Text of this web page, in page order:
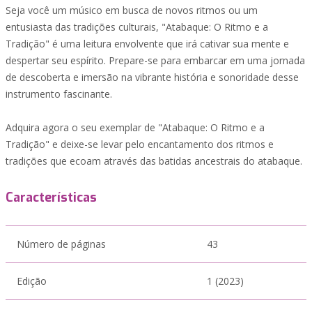
Seja você um músico em busca de novos ritmos ou um
entusiasta das tradições culturais, "Atabaque: O Ritmo e a
Tradição" é uma leitura envolvente que irá cativar sua mente e
despertar seu espírito. Prepare-se para embarcar em uma jornada
de descoberta e imersão na vibrante história e sonoridade desse
instrumento fascinante.
Adquira agora o seu exemplar de "Atabaque: O Ritmo e a
Tradição" e deixe-se levar pelo encantamento dos ritmos e
tradições que ecoam através das batidas ancestrais do atabaque.
Características
Número de páginas 43
Edição 1 (2023)